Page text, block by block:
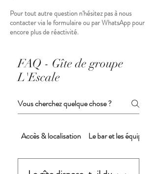
Pour tout autre question n'hésitez pas à nous
contacter via le formulaire ou par WhatsApp pour
encore plus de réactivité.
FAQ - Gîte de groupe
L'Escale
Accès & localisation Le bar et les